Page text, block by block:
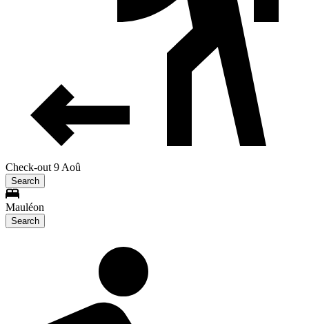
Check-out 9 Aoû
Search
Mauléon
Search